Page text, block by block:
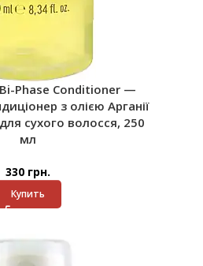
Phase Conditioner —
з олією Арганії
сухого волосся, 250
мл
330 грн.
Купить